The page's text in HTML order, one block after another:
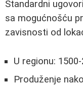
Standardni
sa mogućnošću
zavisnosti od
U regionu:
Produženje